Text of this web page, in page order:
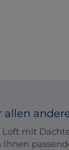
mit